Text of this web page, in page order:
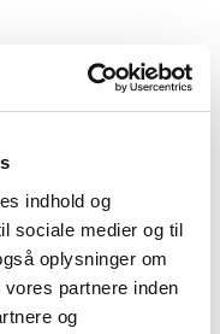
indhold og
sociale medier og til
oplysninger om
partnere inden
og
er et
15 i luxembourgsk
institutter
(UCITS).
2016.
Funds er